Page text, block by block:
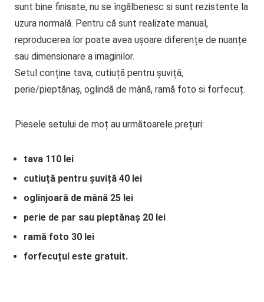
sunt bine finisate, nu se îngălbenesc si sunt rezistente la
uzura normală. Pentru că sunt realizate manual,
reproducerea lor poate avea ușoare diferențe de nuanțe
sau dimensionare a imaginilor.
Setul conține tava, cutiuță pentru șuviță,
perie/pieptănaș, oglindă de mână, ramă foto si forfecuț.
Piesele setului de moț au următoarele prețuri:
tava 110 lei
cutiuță pentru șuviță 40 lei
oglinjoară de mână 25 lei
perie de par sau pieptănaș 20 lei
ramă foto 30 lei
forfecuțul este gratuit.